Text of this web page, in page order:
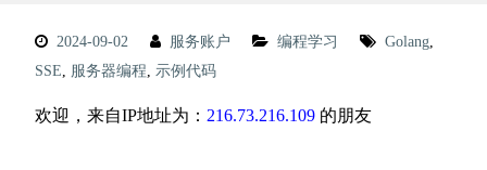
2024-09-02 服务账户 编程学习 Golang,
SSE, 服务器编程, 示例代码
欢迎，来自IP地址为： 216.73.216.109的朋友